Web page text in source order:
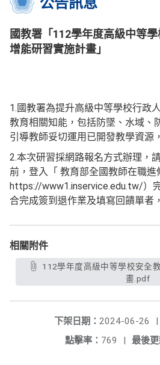
國教署「112學年度高級中等
增能研習實施計畫」
1.國教署為提升高級中等學校行政
教育相關知能，包括防墜、水域、
引導教師妥切運用已開發教學資源
2.本次研習採網路報名方式辦理，
前，登入「 教育部全國教師在職進
https://www1.inservice.edu.tw/）
合完成簽到退作業及填寫回饋單者
相關附件
畫.pdf
下架日期： 2024-06-26
|
最後更
點擊率： 769 |